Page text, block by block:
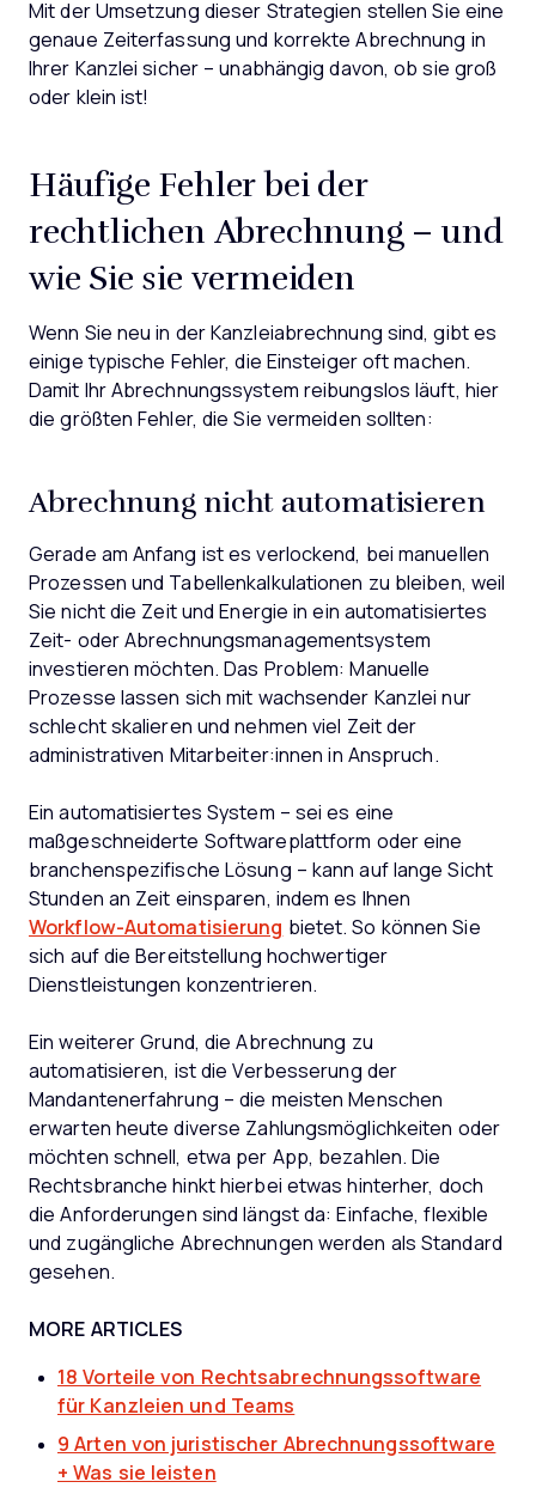
Mit der Umsetzung dieser Strategien stellen Sie eine
genaue Zeiterfassung und korrekte Abrechnung in
Ihrer Kanzlei sicher – unabhängig davon, ob sie groß
oder klein ist!
Häufige Fehler bei der
rechtlichen Abrechnung – und
wie Sie sie vermeiden
Wenn Sie neu in der Kanzleiabrechnung sind, gibt es
einige typische Fehler, die Einsteiger oft machen.
Damit Ihr Abrechnungssystem reibungslos läuft, hier
die größten Fehler, die Sie vermeiden sollten:
Abrechnung nicht automatisieren
Gerade am Anfang ist es verlockend, bei manuellen
Prozessen und Tabellenkalkulationen zu bleiben, weil
Sie nicht die Zeit und Energie in ein automatisiertes
Zeit- oder Abrechnungsmanagementsystem
investieren möchten. Das Problem: Manuelle
Prozesse lassen sich mit wachsender Kanzlei nur
schlecht skalieren und nehmen viel Zeit der
administrativen Mitarbeiter:innen in Anspruch.
Ein automatisiertes System – sei es eine
maßgeschneiderte Softwareplattform oder eine
branchenspezifische Lösung – kann auf lange Sicht
Stunden an Zeit einsparen, indem es Ihnen
Workflow-Automatisierung bietet. So können Sie
sich auf die Bereitstellung hochwertiger
Dienstleistungen konzentrieren.
Ein weiterer Grund, die Abrechnung zu
automatisieren, ist die Verbesserung der
Mandantenerfahrung – die meisten Menschen
erwarten heute diverse Zahlungsmöglichkeiten oder
möchten schnell, etwa per App, bezahlen. Die
Rechtsbranche hinkt hierbei etwas hinterher, doch
die Anforderungen sind längst da: Einfache, flexible
und zugängliche Abrechnungen werden als Standard
gesehen.
MORE ARTICLES
18 Vorteile von Rechtsabrechnungssoftware
für Kanzleien und Teams
9 Arten von juristischer Abrechnungssoftware
+ Was sie leisten